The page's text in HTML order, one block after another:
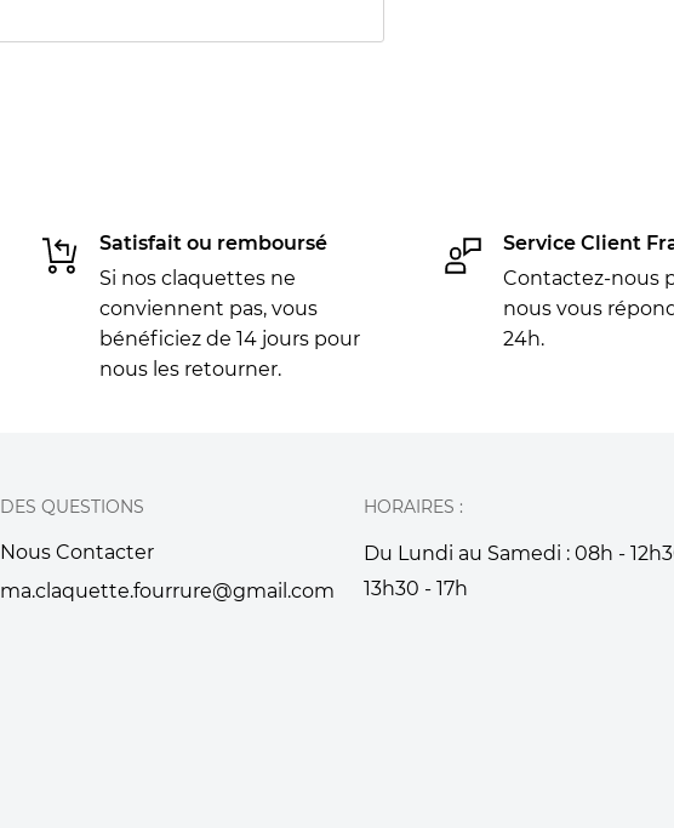
Satisfait ou remboursé
Si nos claquettes ne
conviennent pas, vous
bénéficiez de 14 jours pour
nous les retourner.
Service Client
Contactez-nous
nous vous
24h.
DES QUESTIONS
Nous Contacter
ma.claquette.fourrure@gmail.com
HORAIRES :
Du Lundi au Samedi : 08h -
13h30 - 17h